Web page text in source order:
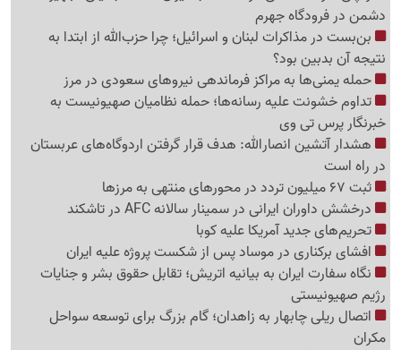
دشمن در فرودگاه جهرم
بن‌بست در مذاکرات لبنان و اسرائیل؛ چرا حزب‌الله از ابتدا به
نتیجه آن بدبین بود؟
حمله یمنی‌ها به مراکز فرماندهی نیروهای سعودی در مرز
تداوم خشونت علیه رسانه‌ها؛ حمله نظامیان صهیونیست به
خبرنگار پرس تی وی
هشدار آتشین انصارالله: هدف قرار گرفتن اردوگاه‌های عربستان
در راه است
ثبت 67 میلیون تردد در محورهای منتهی به مرزها
درخشش داوران ایرانی در سمینار سالانه AFC در تاشکند
تحریم‌های جدید آمریکا علیه کوبا
افشای برکناری در موساد پس از شکست پروژه علیه ایران
نگاه سفارت ایران به بیانیه اتریش؛ تقابل حقوق بشر و جنایات
رژیم صهیونیستی
اتصال ریلی چابهار به زاهدان؛ گام بزرگ برای توسعه سواحل
مکران